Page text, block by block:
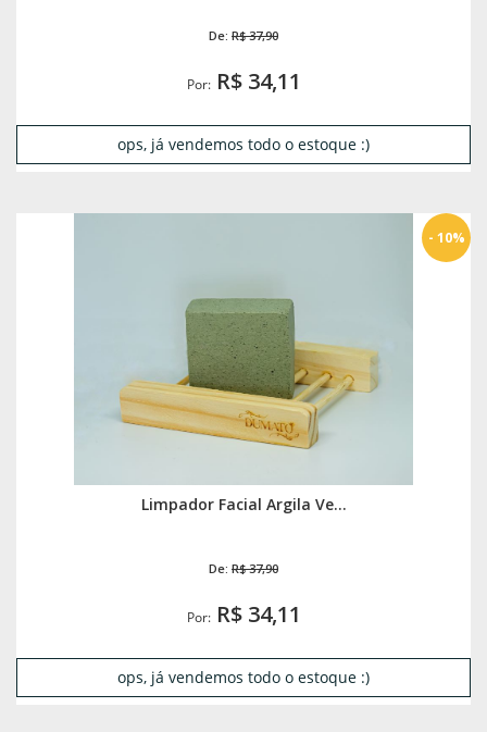
De: R$ 37,90
Por:R$ 34,11
ops, já vendemos todo o estoque :)
Limpador Facial Argila Ve...
De: R$ 37,90
Por:R$ 34,11
- 10%
ops, já vendemos todo o estoque :)